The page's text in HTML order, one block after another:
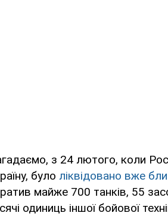
з 24 лютого, коли
було ліквідовано вже
майже 700 танків, 55
одиниць іншої бойової